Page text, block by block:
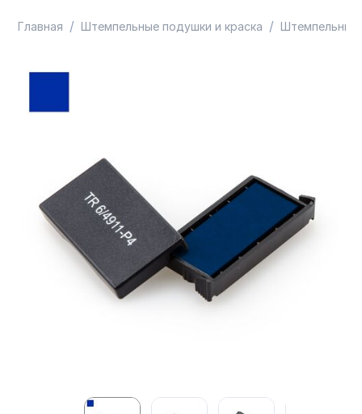
Главная / Штемпельные подушки и краска / Штемпельные